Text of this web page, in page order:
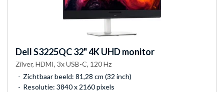
DellS3225QC 32" 4K UHD monitor
Zilver, HDMI, 3x USB-C, 120 Hz
Zichtbaar beeld: 81,28 cm (32 inch)
Resolutie: 3840 x 2160 pixels